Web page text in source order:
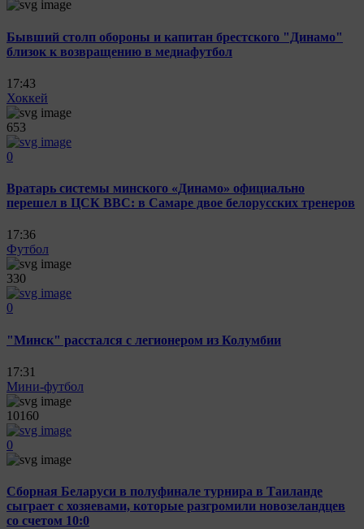
Бывший столп обороны и капитан брестского "Динамо"
близок к возвращению в медиафутбол
17:43
Хоккей
653
0
Вратарь системы минского «Динамо» официально
перешел в ЦСК ВВС: в Самаре двое белорусских тренеров
17:36
Футбол
330
0
"Минск" расстался с легионером из Колумбии
17:31
Мини-футбол
10160
0
Сборная Беларуси в полуфинале турнира в Таиланде
сыграет с хозяевами, которые разгромили новозеландцев
со счетом 10:0